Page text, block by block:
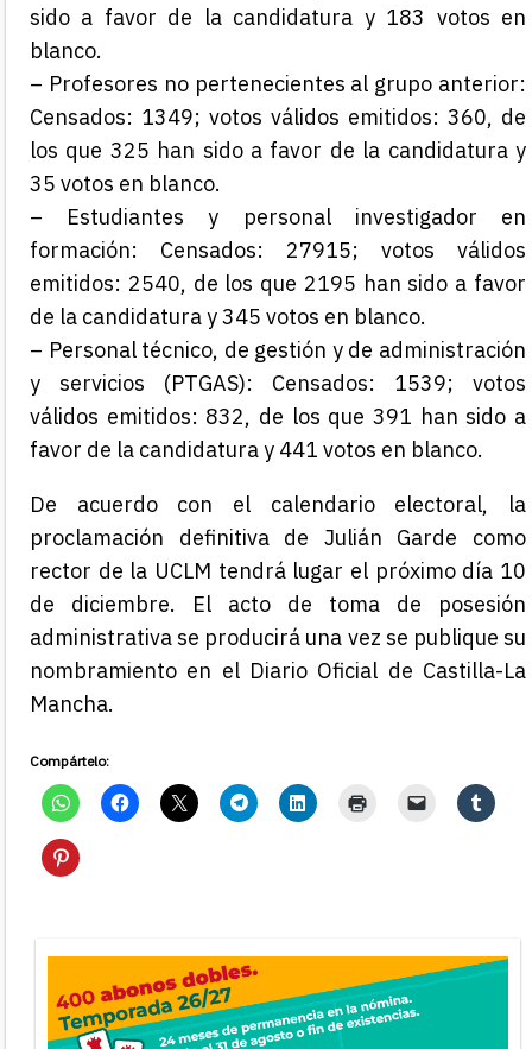
sido a favor de la candidatura y 183 votos en
blanco.
– Profesores no pertenecientes al grupo anterior:
Censados: 1349; votos válidos emitidos: 360, de
los que 325 han sido a favor de la candidatura y
35 votos en blanco.
– Estudiantes y personal investigador en
formación: Censados: 27915; votos válidos
emitidos: 2540, de los que 2195 han sido a favor
de la candidatura y 345 votos en blanco.
– Personal técnico, de gestión y de administración
y servicios (PTGAS): Censados: 1539; votos
válidos emitidos: 832, de los que 391 han sido a
favor de la candidatura y 441 votos en blanco.
De acuerdo con el calendario electoral, la
proclamación definitiva de Julián Garde como
rector de la UCLM tendrá lugar el próximo día 10
de diciembre. El acto de toma de posesión
administrativa se producirá una vez se publique su
nombramiento en el Diario Oficial de Castilla-La
Mancha.
Compártelo: